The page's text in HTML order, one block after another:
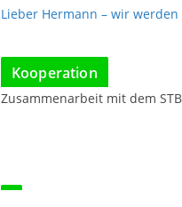
Lieber Hermann – wir
Kooperation
Zusammenarbeit mit dem STB